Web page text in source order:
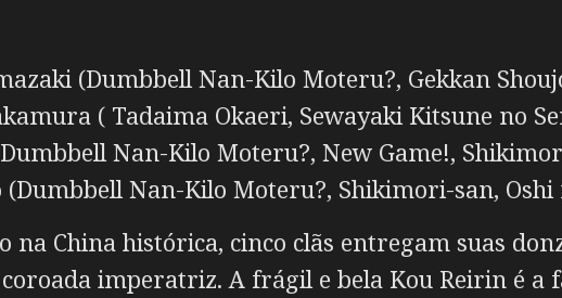
(Dumbbell Nan-Kilo Moteru?, Gekkan
( Tadaima Okaeri, Sewayaki Kitsune no
Nan-Kilo Moteru?, New Game!,
(Dumbbell Nan-Kilo Moteru?, Shikimori-san, Oshi
China histórica, cinco clãs entregam suas
imperatriz. A frágil e bela Kou Reirin é a